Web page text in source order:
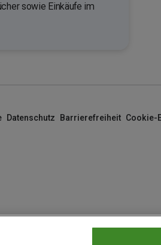
sowie Einkäufe im
Datenschutz Barrierefreiheit Cookie-